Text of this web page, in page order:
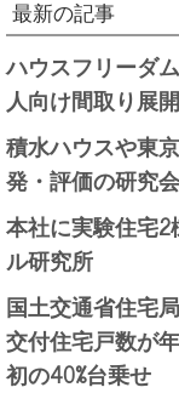
最新の記事
ハウスフリーダ
人向け間取り展開
積水ハウスや東
発・評価の研究
本社に実験住宅
ル研究所
国土交通省住宅
交付住宅戸数が
初の40%台乗せ